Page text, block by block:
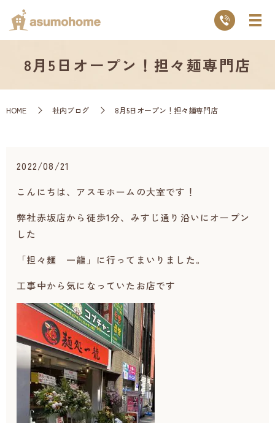
8月5日オープン！担々麺専門店
HOME 社内ブログ 8月5日オープン！担々麺専門店
2022/08/21
こんにちは、アスモホームの大室です！
弊社赤坂店から徒歩1分、みすじ通り沿いにオープン
した
「担々麺 一龍」に行ってまいりました。
工事中から気になっていたお店です